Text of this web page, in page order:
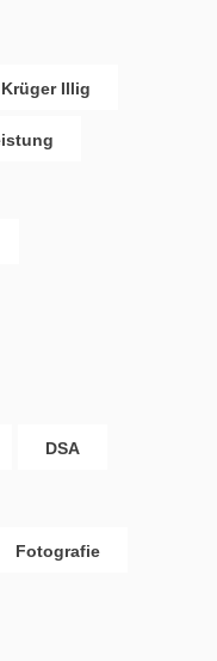
Illig
DSA
Fotografie